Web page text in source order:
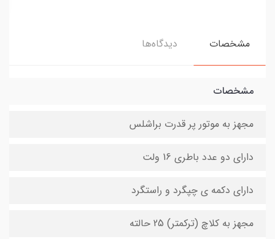
مشخصات دیدگاه‌ها
مشخصات
مجهز به موتور پر قدرت براشلس
دارای دو عدد باطری 16 ولت
دارای دکمه ی چپگرد و راستگرد
مجهز به کلاچ (ترکمتر) 25 حالته